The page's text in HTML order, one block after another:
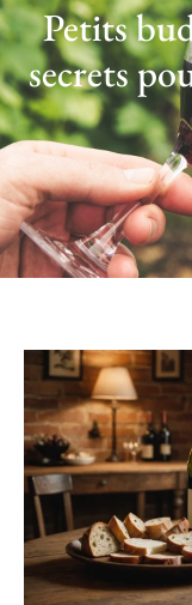
Petits
secrets